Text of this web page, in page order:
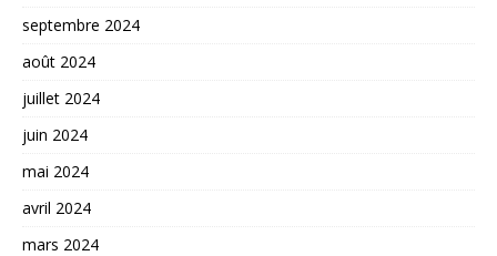
septembre 2024
août 2024
juillet 2024
juin 2024
mai 2024
avril 2024
mars 2024